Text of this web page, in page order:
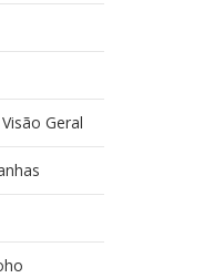
Geral